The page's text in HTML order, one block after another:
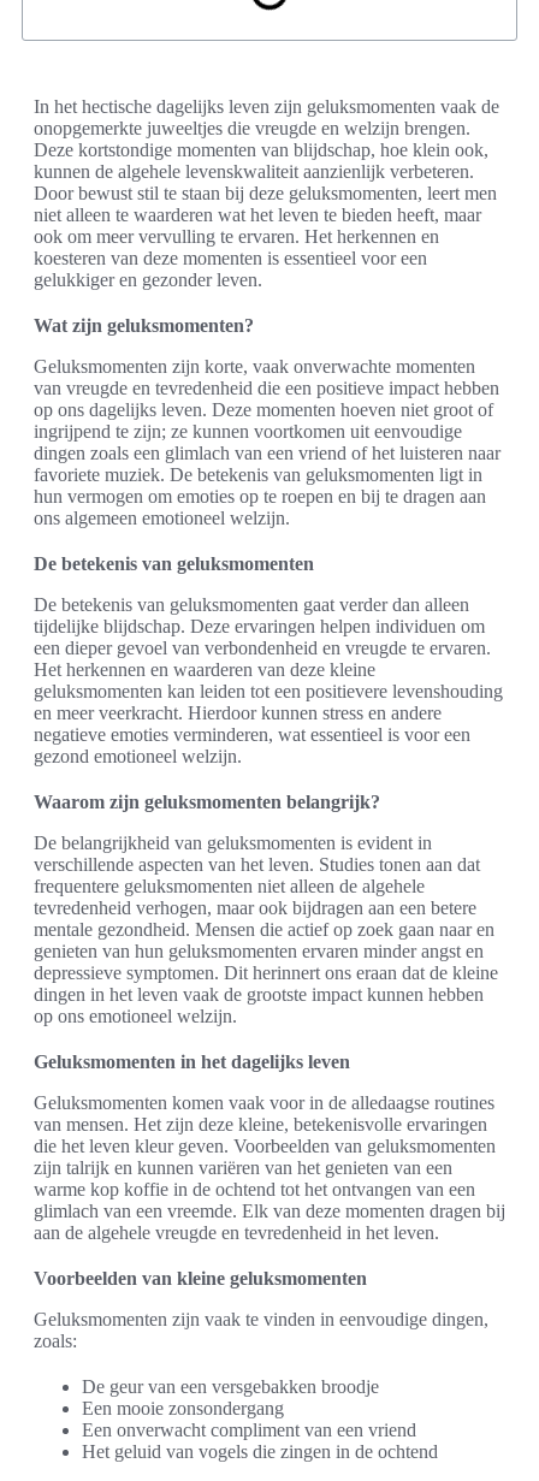
In het hectische dagelijks leven zijn geluksmomenten vaak de
onopgemerkte juweeltjes die vreugde en welzijn brengen.
Deze kortstondige momenten van blijdschap, hoe klein ook,
kunnen de algehele levenskwaliteit aanzienlijk verbeteren.
Door bewust stil te staan bij deze geluksmomenten, leert men
niet alleen te waarderen wat het leven te bieden heeft, maar
ook om meer vervulling te ervaren. Het herkennen en
koesteren van deze momenten is essentieel voor een
gelukkiger en gezonder leven.
Wat zijn geluksmomenten?
Geluksmomenten zijn korte, vaak onverwachte momenten
van vreugde en tevredenheid die een positieve impact hebben
op ons dagelijks leven. Deze momenten hoeven niet groot of
ingrijpend te zijn; ze kunnen voortkomen uit eenvoudige
dingen zoals een glimlach van een vriend of het luisteren naar
favoriete muziek. De betekenis van geluksmomenten ligt in
hun vermogen om emoties op te roepen en bij te dragen aan
ons algemeen emotioneel welzijn.
De betekenis van geluksmomenten
De betekenis van geluksmomenten gaat verder dan alleen
tijdelijke blijdschap. Deze ervaringen helpen individuen om
een dieper gevoel van verbondenheid en vreugde te ervaren.
Het herkennen en waarderen van deze kleine
geluksmomenten kan leiden tot een positievere levenshouding
en meer veerkracht. Hierdoor kunnen stress en andere
negatieve emoties verminderen, wat essentieel is voor een
gezond emotioneel welzijn.
Waarom zijn geluksmomenten belangrijk?
De belangrijkheid van geluksmomenten is evident in
verschillende aspecten van het leven. Studies tonen aan dat
frequentere geluksmomenten niet alleen de algehele
tevredenheid verhogen, maar ook bijdragen aan een betere
mentale gezondheid. Mensen die actief op zoek gaan naar en
genieten van hun geluksmomenten ervaren minder angst en
depressieve symptomen. Dit herinnert ons eraan dat de kleine
dingen in het leven vaak de grootste impact kunnen hebben
op ons emotioneel welzijn.
Geluksmomenten in het dagelijks leven
Geluksmomenten komen vaak voor in de alledaagse routines
van mensen. Het zijn deze kleine, betekenisvolle ervaringen
die het leven kleur geven. Voorbeelden van geluksmomenten
zijn talrijk en kunnen variëren van het genieten van een
warme kop koffie in de ochtend tot het ontvangen van een
glimlach van een vreemde. Elk van deze momenten dragen bij
aan de algehele vreugde en tevredenheid in het leven.
Voorbeelden van kleine geluksmomenten
Geluksmomenten zijn vaak te vinden in eenvoudige dingen,
zoals:
De geur van een versgebakken broodje
Een mooie zonsondergang
Een onverwacht compliment van een vriend
Het geluid van vogels die zingen in de ochtend